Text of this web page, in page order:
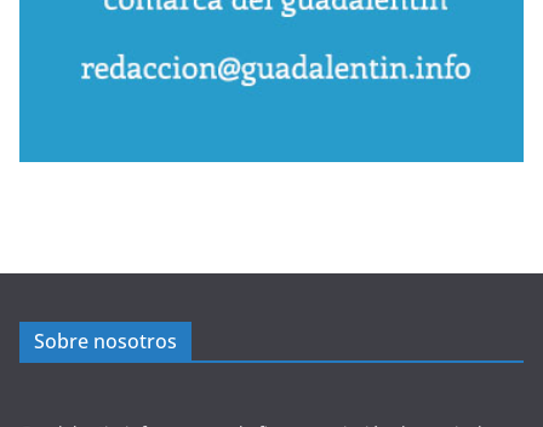
Sobre nosotros